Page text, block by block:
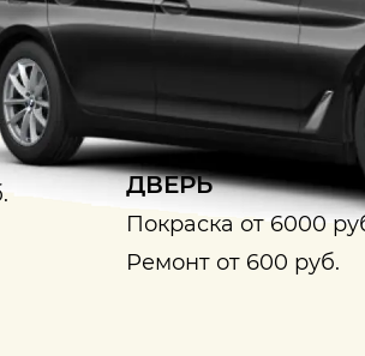
ДВЕРЬ
Покраска от 6000
Ремонт от 600 руб.